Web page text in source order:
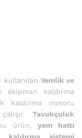
kullanılan Yemlik ve
ekipman kaldırma
kaldırma motoru
Tavukçuluk
bu ürün,yem hattı